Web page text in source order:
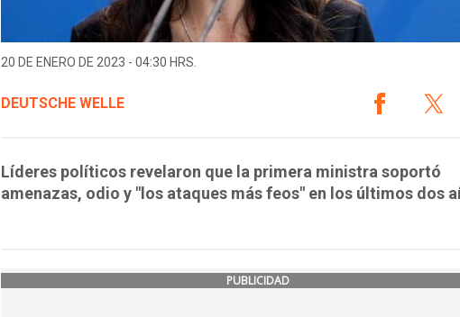
20 DE ENERO DE 2023 - 04:30 HRS.
DEUTSCHE WELLE
Líderes políticos revelaron que la primera ministra soportó
amenazas, odio y "los ataques más feos" en los últimos dos
PUBLICIDAD